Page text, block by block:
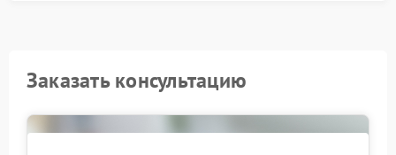
Заказать консультацию